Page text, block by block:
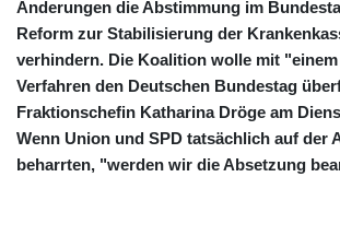
Änderungen die Abstimmung im
Reform zur Stabilisierung der
verhindern. Die Koalition wolle mit
Verfahren den Deutschen Bundestag
Fraktionschefin Katharina Dröge am
Wenn Union und SPD tatsächlich auf der
beharrten, "werden wir die Absetzung